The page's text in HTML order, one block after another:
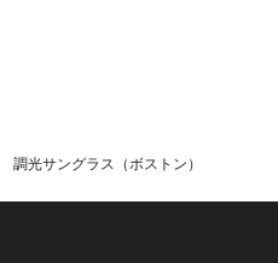
調光サングラス（ボストン）